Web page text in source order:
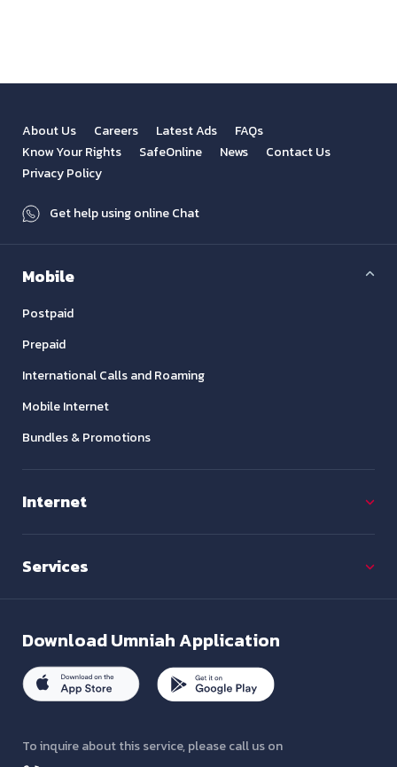
About Us Careers Latest Ads
FAQs
Know Your Rights
SafeOnline News
Contact Us
Privacy Policy
Get help using online Chat
Mobile
Postpaid
Prepaid
International Calls and Roaming
Mobile Internet
Bundles & Promotions
Internet
Services
DownloadUmniah Application
To inquire about this service, please call us on